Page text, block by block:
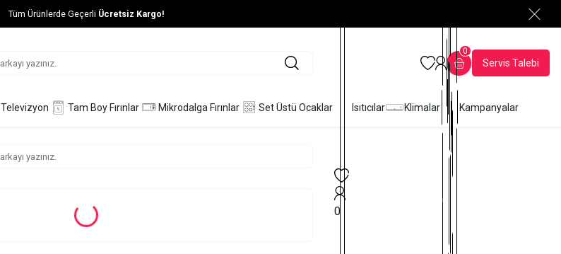
Tüm Ürünlerde Geçerli Ücretsiz Kargo!
0
Servis Talebi
Televizyon Tam Boy Fırınlar Mikrodalga Fırınlar Set Üstü Ocaklar Isıtıcılar Klimalar Kampanyalar
0